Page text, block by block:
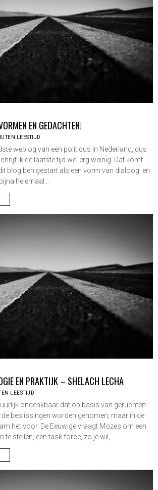
EN GEDACHTEN!
LEESTIJD
weblog van een politicus in Nederland, dus
ik de laatste tijd wel erg weinig. Dat komt
blog ben gestart als een vorm van dialoog, en
helemaal…
EN PRAKTIJK – SHELACH LECHA
LEESTIJD
ondenkbaar dat op basis van geruchten
beslissingen worden genomen, maar in de
het voor. De Eeuwige vraagt Mozes om een
stellen, een task force, zo je wil,…